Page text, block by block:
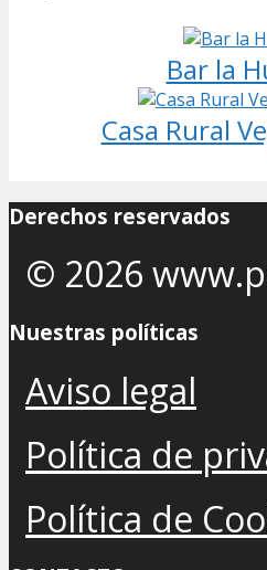
Bar la
Casa Rural
Derechos reservados
© 2026
Nuestras políticas
Aviso legal
Política de
Política de